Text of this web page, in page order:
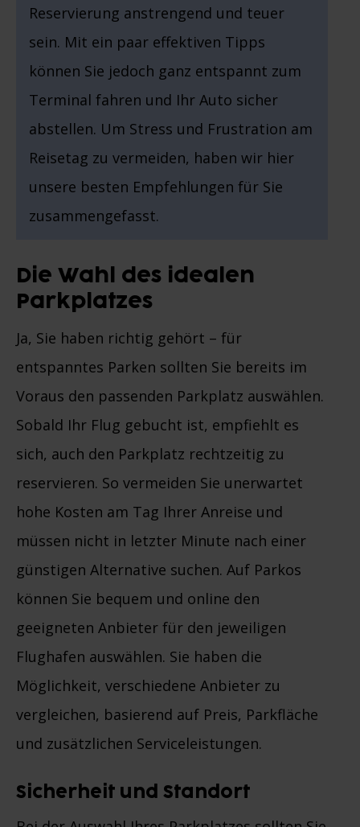
Reservierung anstrengend und teuer
sein. Mit ein paar effektiven Tipps
können Sie jedoch ganz entspannt zum
Terminal fahren und Ihr Auto sicher
abstellen. Um Stress und Frustration am
Reisetag zu vermeiden, haben wir hier
unsere besten Empfehlungen für Sie
zusammengefasst.
Die Wahl des idealen
Parkplatzes
Ja, Sie haben richtig gehört – für
entspanntes Parken sollten Sie bereits im
Voraus den passenden Parkplatz auswählen.
Sobald Ihr Flug gebucht ist, empfiehlt es
sich, auch den Parkplatz rechtzeitig zu
reservieren. So vermeiden Sie unerwartet
hohe Kosten am Tag Ihrer Anreise und
müssen nicht in letzter Minute nach einer
günstigen Alternative suchen. Auf Parkos
können Sie bequem und online den
geeigneten Anbieter für den jeweiligen
Flughafen auswählen. Sie haben die
Möglichkeit, verschiedene Anbieter zu
vergleichen, basierend auf Preis, Parkfläche
und zusätzlichen Serviceleistungen.
Sicherheit und Standort